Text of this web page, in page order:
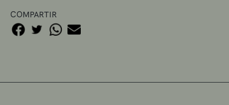
COMPARTIR